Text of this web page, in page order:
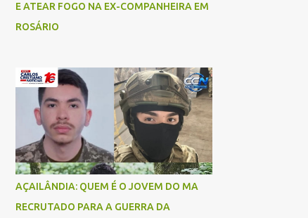
E ATEAR FOGO NA EX-COMPANHEIRA EM
ROSÁRIO
AÇAILÂNDIA: QUEM É O JOVEM DO MA
RECRUTADO PARA A GUERRA DA
como Julimar Lucena, iria fazer 37 anos no
Testemunhas relataram que, após a suposta
discussão, o condutor da motocicleta teria
invadido a contramão e colidido
frontalmente com um carro. As
circunstâncias do acidente deverão ser
apuradas pelas autoridades competentes. ...